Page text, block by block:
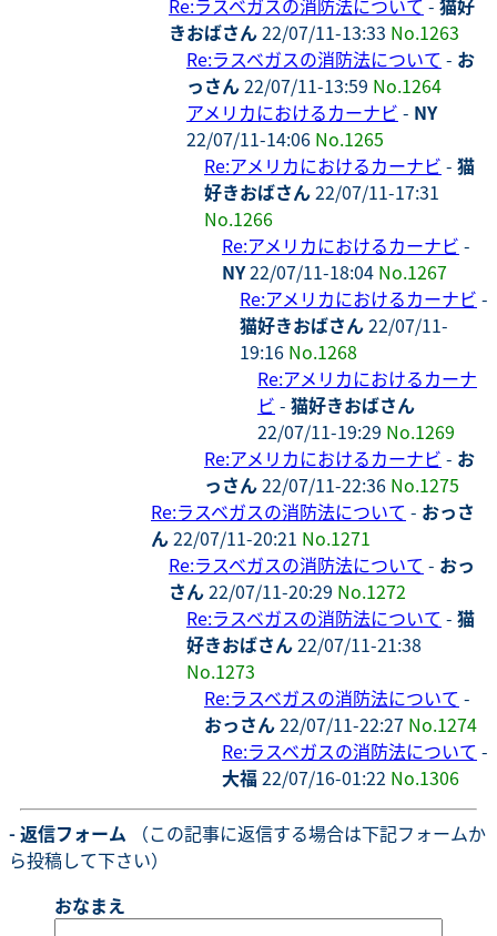
Re:ラスベガスの消防法について - 猫好
きおばさん22/07/11-13:33 No.1263
Re:ラスベガスの消防法について - お
っさん22/07/11-13:59 No.1264
アメリカにおけるカーナビ - NY
22/07/11-14:06 No.1265
Re:アメリカにおけるカーナビ - 猫
好きおばさん22/07/11-17:31
No.1266
Re:アメリカにおけるカーナビ -
NY22/07/11-18:04 No.1267
Re:アメリカにおけるカーナビ -
猫好きおばさん22/07/11-
19:16 No.1268
Re:アメリカにおけるカーナ
ビ - 猫好きおばさん
22/07/11-19:29 No.1269
Re:アメリカにおけるカーナビ - お
っさん22/07/11-22:36 No.1275
Re:ラスベガスの消防法について - おっさ
ん22/07/11-20:21 No.1271
Re:ラスベガスの消防法について - おっ
さん22/07/11-20:29 No.1272
Re:ラスベガスの消防法について - 猫
好きおばさん22/07/11-21:38
No.1273
Re:ラスベガスの消防法について -
おっさん22/07/11-22:27 No.1274
Re:ラスベガスの消防法について -
大福22/07/16-01:22 No.1306
- 返信フォーム （この記事に返信する場合は下記フォームか
ら投稿して下さい）
おなまえ